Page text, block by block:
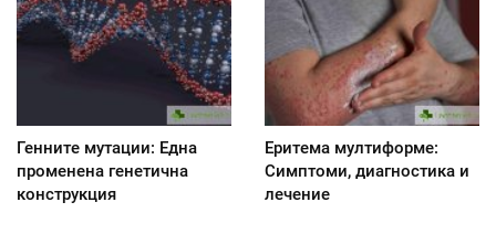
Генните мутации: Една
променена генетична
конструкция
Еритема мултиформе:
Симптоми, диагностика и
лечение